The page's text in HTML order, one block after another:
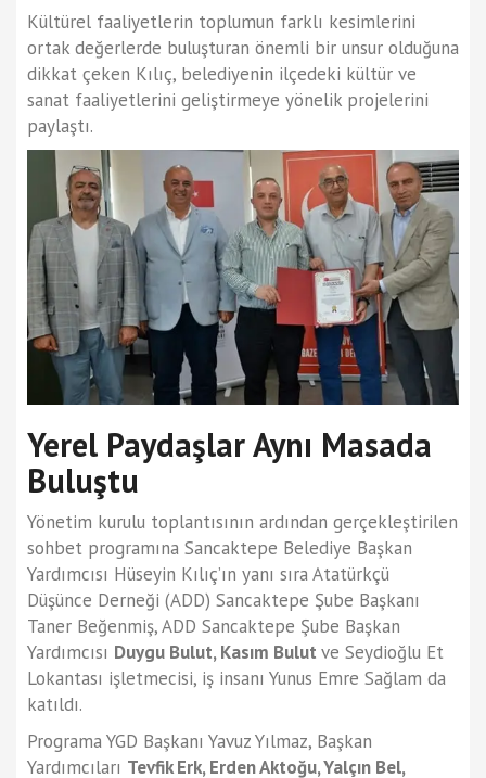
Kültürel faaliyetlerin toplumun farklı kesimlerini
ortak değerlerde buluşturan önemli bir unsur olduğuna
dikkat çeken Kılıç, belediyenin ilçedeki kültür ve
sanat faaliyetlerini geliştirmeye yönelik projelerini
paylaştı.
Yerel Paydaşlar Aynı Masada
Buluştu
Yönetim kurulu toplantısının ardından gerçekleştirilen
sohbet programına Sancaktepe Belediye Başkan
Yardımcısı Hüseyin Kılıç’ın yanı sıra Atatürkçü
Düşünce Derneği (ADD) Sancaktepe Şube Başkanı
Taner Beğenmiş, ADD Sancaktepe Şube Başkan
Yardımcısı Duygu Bulut, Kasım Bulut ve Seydioğlu Et
Lokantası işletmecisi, iş insanı Yunus Emre Sağlam da
katıldı.
Programa YGD Başkanı Yavuz Yılmaz, Başkan
Yardımcıları Tevfik Erk, Erden Aktoğu, Yalçın Bel,